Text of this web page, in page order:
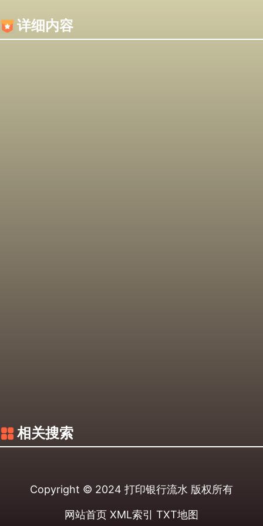
详细内容
相关搜索
Copyright © 2024 打印银行流水 版权所有
网站首页 XML索引 TXT地图